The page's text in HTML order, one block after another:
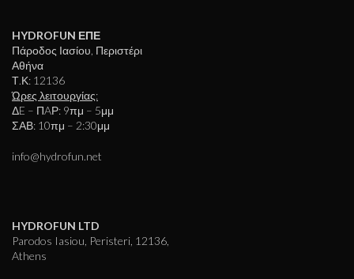
HYDROFUN ΕΠΕ
Πάροδος Ιασίου, Περιστέρι
Αθήνα
Τ.Κ: 12136
Ώρες λειτουργίας:
ΔE – ΠAΡ: 9πμ – 5μμ
ΣΑΒ: 10πμ – 2:30μμ
info@hydrofun.net
HYDROFUN LTD
Parodos Iasiou, Peristeri, 12136,
Athens